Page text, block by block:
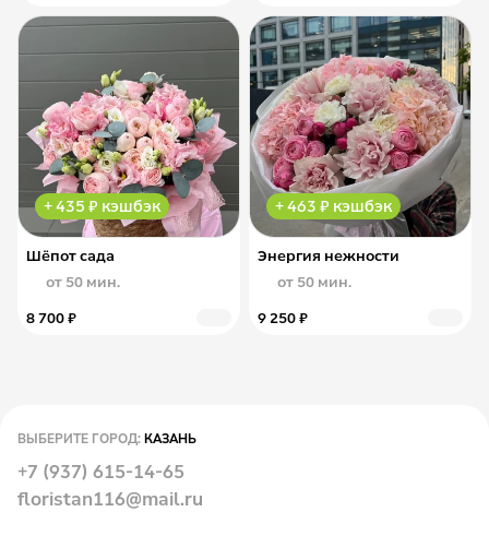
+ 435 ₽ кэшбэк
Шёпот сада
от 50 мин.
8 700 ₽
+ 463 ₽ кэшбэк
Энергия нежности
от 50 мин.
9 250 ₽
ВЫБЕРИТЕ ГОРОД:КАЗАНЬ
+7 (937) 615-14-65
floristan116@mail.ru